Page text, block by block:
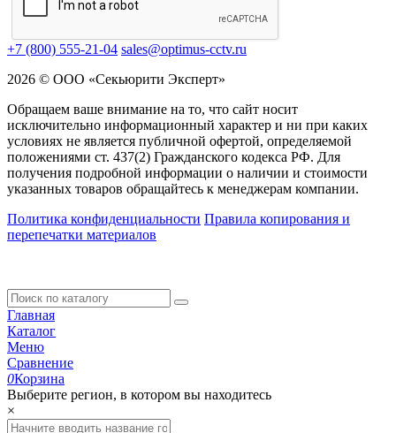
+7 (800) 555-21-04 sales@optimus-cctv.ru
2026 © ООО «Секьюрити Эксперт»
Обращаем ваше внимание на то, что сайт носит
исключительно информационный характер и ни при каких
условиях не является публичной офертой, определяемой
положениями ст. 437(2) Гражданского кодекса РФ. Для
получения подробной информации о наличии и стоимости
указанных товаров обращайтесь к менеджерам компании.
Политика конфиденциальности Правила копирования и
перепечатки материалов
Главная
Каталог
Меню
Сравнение
0Корзина
Выберите регион, в котором вы находитесь
×